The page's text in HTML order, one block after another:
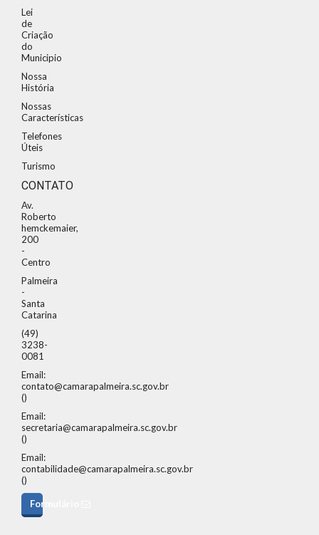
Lei
de
Criação
do
Municipio
Nossa
História
Nossas
Características
Telefones
Úteis
Turismo
CONTATO
Av.
Roberto
hemckemaier,
200
-
Centro
Palmeira
-
Santa
Catarina
(49)
3238-
0081
Email:
contato@camarapalmeira.sc.gov.br
()
Email:
secretaria@camarapalmeira.sc.gov.br
()
Email:
contabilidade@camarapalmeira.sc.gov.br
()
Formulário